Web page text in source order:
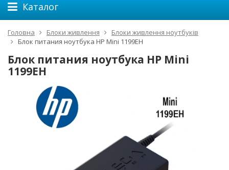
Каталог
Головна Блоки живлення
Блоки живлення ноутбуків
Блок питания ноутбука HP Mini 1199EH
Блок питания ноутбука HP Mini
1199EH